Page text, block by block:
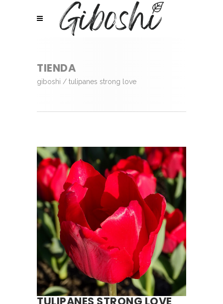
TIENDA
giboshi / tulipanes strong love